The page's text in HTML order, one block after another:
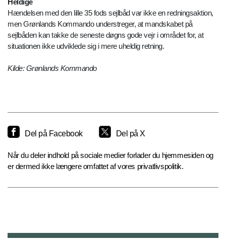
Heldige
Hændelsen med den lille 35 fods sejlbåd var ikke en redningsaktion,
men Grønlands Kommando understreger, at mandskabet på
sejlbåden kan takke de seneste døgns gode vejr i området for, at
situationen ikke udviklede sig i mere uheldig retning.
Kilde: Grønlands Kommando
Del på Facebook Del på X
Når du deler indhold på sociale medier forlader du hjemmesiden og
er dermed ikke længere omfattet af vores privatlivspolitik.